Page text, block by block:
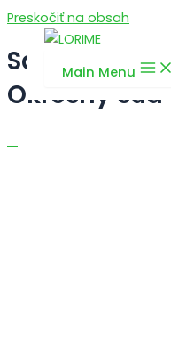
Preskočiť na obsah
Main Menu
Okresný súd